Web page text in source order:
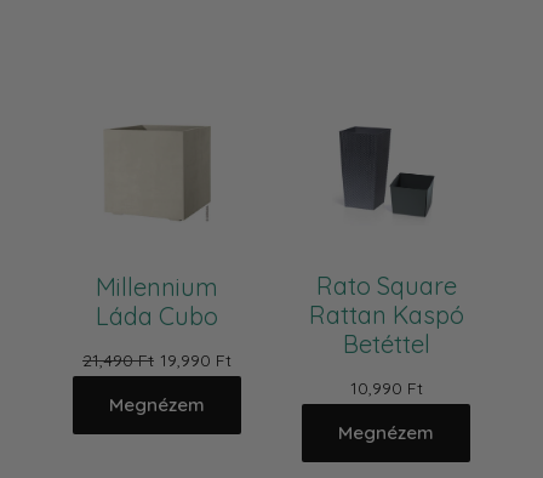
Millennium
Láda Cubo
21,490 Ft 19,990 Ft
Megnézem
Rato Square
Rattan Kaspó
Betéttel
10,990 Ft
Megnézem